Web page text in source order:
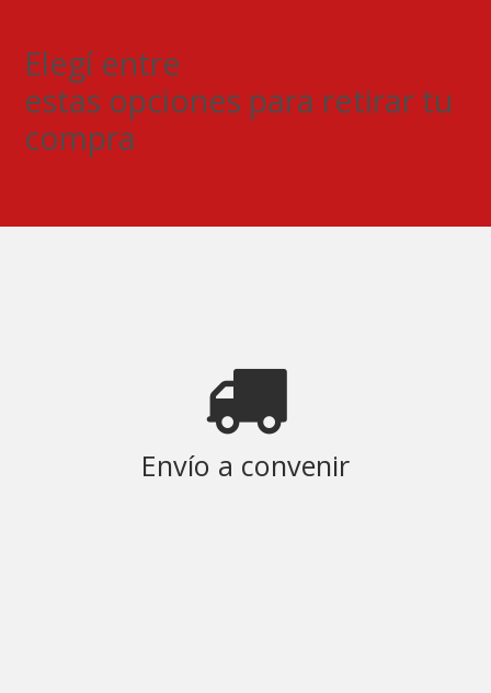
Elegí entre
estas opciones para retirar tu
compra
Envío a convenir